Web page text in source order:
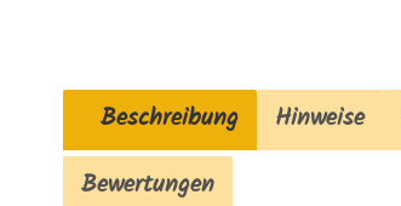
Beschreibung Hinweise
Bewertungen